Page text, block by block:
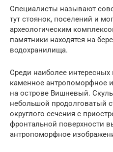
Специалисты называют
тут стоянок, поселений и
археологическим
памятники находятся на
водохранилища.
Среди наиболее интересных
каменное антропоморфное
на острове Вишневый.
небольшой продолговатый
округлого сечения с
фронтальной поверхности
антропоморфное